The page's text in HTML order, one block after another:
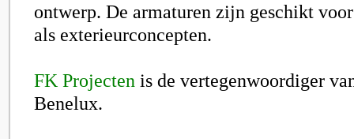
ontwerp. De armaturen zijn geschikt
als exterieurconcepten.
FK Projecten is de vertegenwoordiger
Benelux.